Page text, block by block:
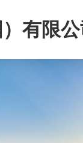
有限